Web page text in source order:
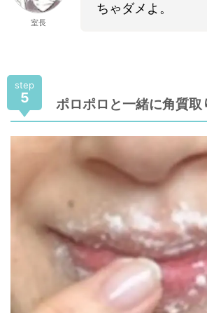
室長
ちゃダメよ。
step
5 ポロポロと一緒に角質取